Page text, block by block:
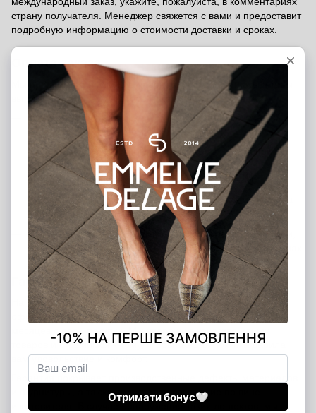
страну получателя. Менеджер свяжется с вами и предоставит
подробную информацию о стоимости доставки и сроках.
Оплата заказа
Мы предлагаем несколько удобных способов оплаты, чтобы
вы могли выбрать тот, который подходит именно вам:
Банковской картой на сайте— быстро и безопасно
через платёжную систему
Наложенный платёж (послеоплата)
— оплата при
получении после внесения предоплаты 200 грн
(предоплата является гарантией вашего заказа)
Банковский перевод— вы можете перевести средства
на наш расчётный счёт
Оплата в шоурумах — можно рассчитаться наличными,
банковской картой или через терминал в наших магазинах
в Киеве и Харькове
Гарантия от производителя - 12 месяцев.
На все изделия Emmelie Delage распространяется
официальная гарантия от производителя сроком на 12
месяцев с даты покупки. Мы уверены в качестве наших
товаров и стремимся к тому, чтобы каждая покупка дарила
вам удовольствие и комфорт.
Гарантия покрывает производственные дефекты материалов
и фурнитуры, а также недостатки, возникшие по вине
изготовителя. В случае обнаружения таких дефектов, мы